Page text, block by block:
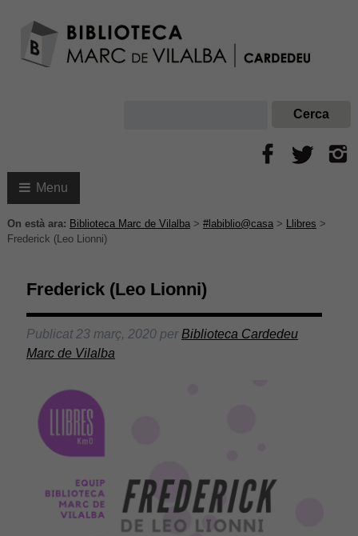
Menu
On està ara: Biblioteca Marc de Vilalba> #labiblio@casa> Llibres >
Frederick (Leo Lionni)
Frederick (Leo Lionni)
Publicat 23 març, 2020perBiblioteca Cardedeu
Marc de Vilalba